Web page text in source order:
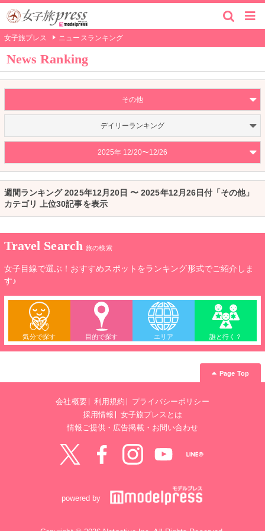
女子旅プレス ニュースランキング
News Ranking
その他
デイリーランキング
2025年 12/20〜12/26
週間ランキング 2025年12月20日 〜 2025年12月26日付「その他」
カテゴリ 上位30記事を表示
Travel Search 旅の検索
女子目線で選ぶ！おすすめスポットをランキング形式でご紹介しま
す♪
気分で探す 目的で探す エリア 誰と行く？
Page Top
会社概要 利用規約
プライバシーポリシー
採用情報
女子旅プレスとは
情報ご提供・広告掲載・お問い合わせ
powered by